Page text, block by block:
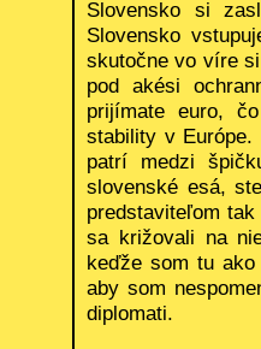
Slovensko si
Slovensko
skutočne vo víre
pod akési
prijímate euro,
stability v
patrí medzi
slovenské esá,
predstaviteľom
sa križovali na
keďže som tu
aby som
diplomati.